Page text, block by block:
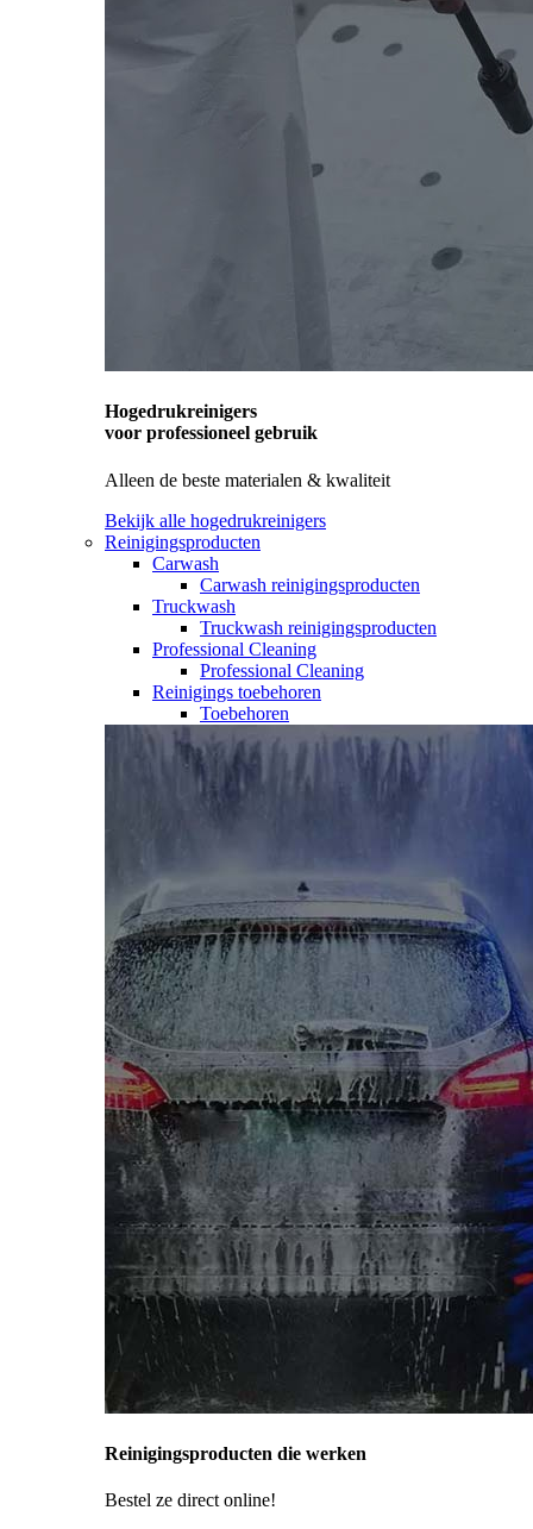
Hogedrukreinigers
voor professioneel gebruik
Alleen de beste materialen & kwaliteit
Bekijk alle hogedrukreinigers
Reinigingsproducten
Carwash
Carwash reinigingsproducten
Truckwash
Truckwash reinigingsproducten
Professional Cleaning
Professional Cleaning
Reinigings toebehoren
Toebehoren
Reinigingsproducten die werken
Bestel ze direct online!